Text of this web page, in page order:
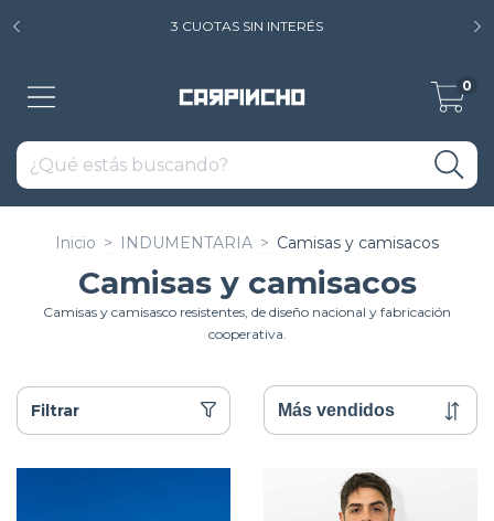
3 CUOTAS SIN INTERÉS
0
Inicio > INDUMENTARIA > Camisas y camisacos
Camisas y camisacos
Camisas y camisasco resistentes, de diseño nacional y fabricación
cooperativa.
Filtrar